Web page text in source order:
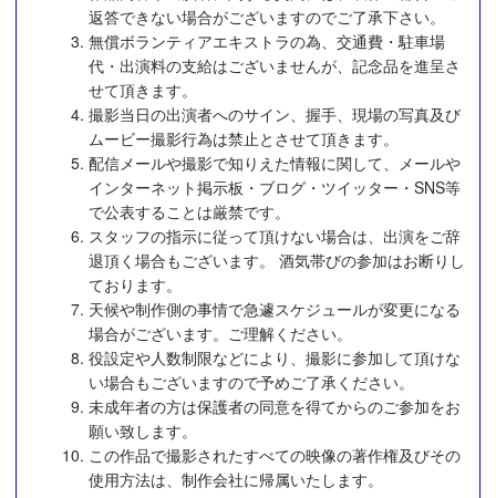
返答できない場合がございますのでご了承下さい。
無償ボランティアエキストラの為、交通費・駐車場
代・出演料の支給はございませんが、記念品を進呈さ
せて頂きます。
撮影当日の出演者へのサイン、握手、現場の写真及び
ムービー撮影行為は禁止とさせて頂きます。
配信メールや撮影で知りえた情報に関して、メールや
インターネット掲示板・ブログ・ツイッター・SNS等
で公表することは厳禁です。
スタッフの指示に従って頂けない場合は、出演をご辞
退頂く場合もございます。 酒気帯びの参加はお断りし
ております。
天候や制作側の事情で急遽スケジュールが変更になる
場合がございます。ご理解ください。
役設定や人数制限などにより、撮影に参加して頂けな
い場合もございますので予めご了承ください。
未成年者の方は保護者の同意を得てからのご参加をお
願い致します。
この作品で撮影されたすべての映像の著作権及びその
使用方法は、制作会社に帰属いたします。